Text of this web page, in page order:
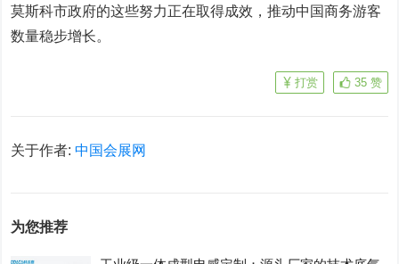
莫斯科市政府的这些努力正在取得成效，推动中国商务游客
数量稳步增长。
35 赞
打赏
关于作者:中国会展网
为您推荐